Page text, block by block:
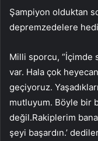
Şampiyon olduktan
depremzedelere
Milli sporcu, “İçimde
var. Hala çok
geçiyoruz.
mutluyum. Böyle bir
değil.Rakiplerim
şeyi başardın.’